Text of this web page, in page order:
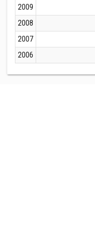
2009
2008
2007
2006